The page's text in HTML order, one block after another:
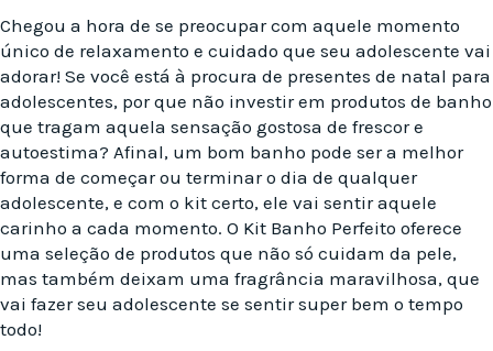
Chegou a hora de se preocupar com aquele momento
único de relaxamento e cuidado que seu adolescente vai
adorar! Se você está à procura de presentes de natal para
adolescentes, por que não investir em produtos de banho
que tragam aquela sensação gostosa de frescor e
autoestima? Afinal, um bom banho pode ser a melhor
forma de começar ou terminar o dia de qualquer
adolescente, e com o kit certo, ele vai sentir aquele
carinho a cada momento. O Kit Banho Perfeito oferece
uma seleção de produtos que não só cuidam da pele,
mas também deixam uma fragrância maravilhosa, que
vai fazer seu adolescente se sentir super bem o tempo
todo!